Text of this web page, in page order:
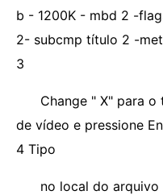
b - 1200K - mbd 2 -
2- subcmp título 2 -
3
Change " X" para
de vídeo e pressione
4 Tipo
no local do arquivo